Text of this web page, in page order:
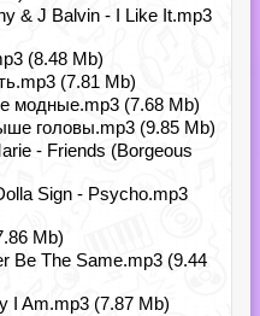
& J Balvin - I Like It.mp3
(8.48 Mb)
(7.81 Mb)
модные.mp3 (7.68 Mb)
головы.mp3 (9.85 Mb)
- Friends (Borgeous
Sign - Psycho.mp3
Mb)
Be The Same.mp3 (9.44
I Am.mp3 (7.87 Mb)